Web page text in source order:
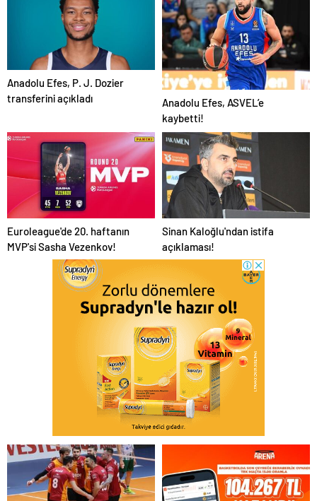
Anadolu Efes, P. J. Dozier
transferini açıkladı
Anadolu Efes, ASVEL’e
kaybetti!
Euroleague'de 20. haftanın
MVP'si Sasha Vezenkov!
Sinan Kaloğlu'ndan istifa
açıklaması!